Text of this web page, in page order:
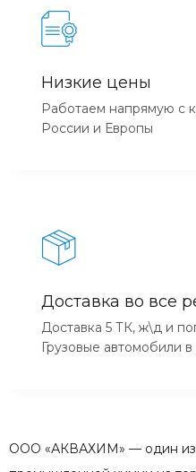
Низкие цены
Работаем напрямую с
России и Европы
Доставка во все
Доставка 5 ТК, ж\д и
Грузовые автомобили
ООО «АКВАХИМ» — один из